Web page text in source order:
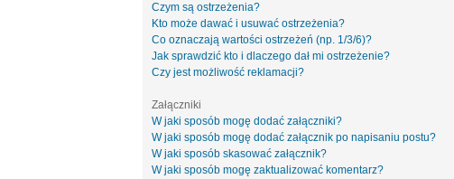
Czym są ostrzeżenia?
Kto może dawać i usuwać ostrzeżenia?
Co oznaczają wartości ostrzeżeń (np. 1/3/6)?
Jak sprawdzić kto i dlaczego dał mi ostrzeżenie?
Czy jest możliwość reklamacji?
Załączniki
W jaki sposób mogę dodać załączniki?
W jaki sposób mogę dodać załącznik po napisaniu postu?
W jaki sposób skasować załącznik?
W jaki sposób mogę zaktualizować komentarz?